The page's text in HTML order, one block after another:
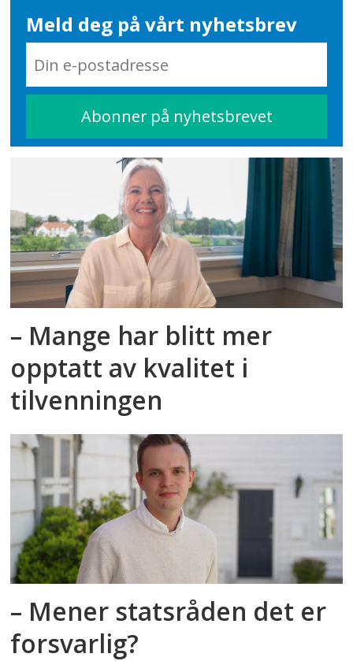
Meld deg på vårt nyhetsbrev
– Mange har blitt mer
opptatt av kvalitet i
tilvenningen
– Mener statsråden det er
forsvarlig?